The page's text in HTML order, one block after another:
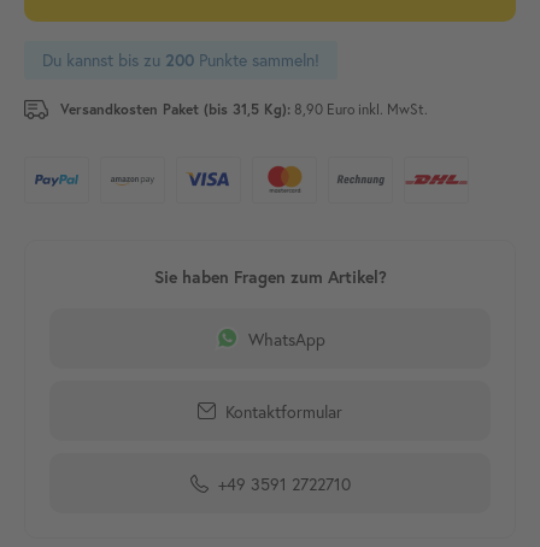
Du kannst bis zu 200 Punkte sammeln!
Versandkosten Paket (bis 31,5 Kg): 8,90 Euro inkl. MwSt.
WhatsApp
Kontaktformular
+49 3591 2722710